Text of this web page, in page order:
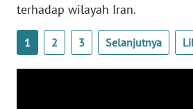
terhadap wilayah Iran.
1 2 3 Selanjutnya
WN
PAPUA
BARAT